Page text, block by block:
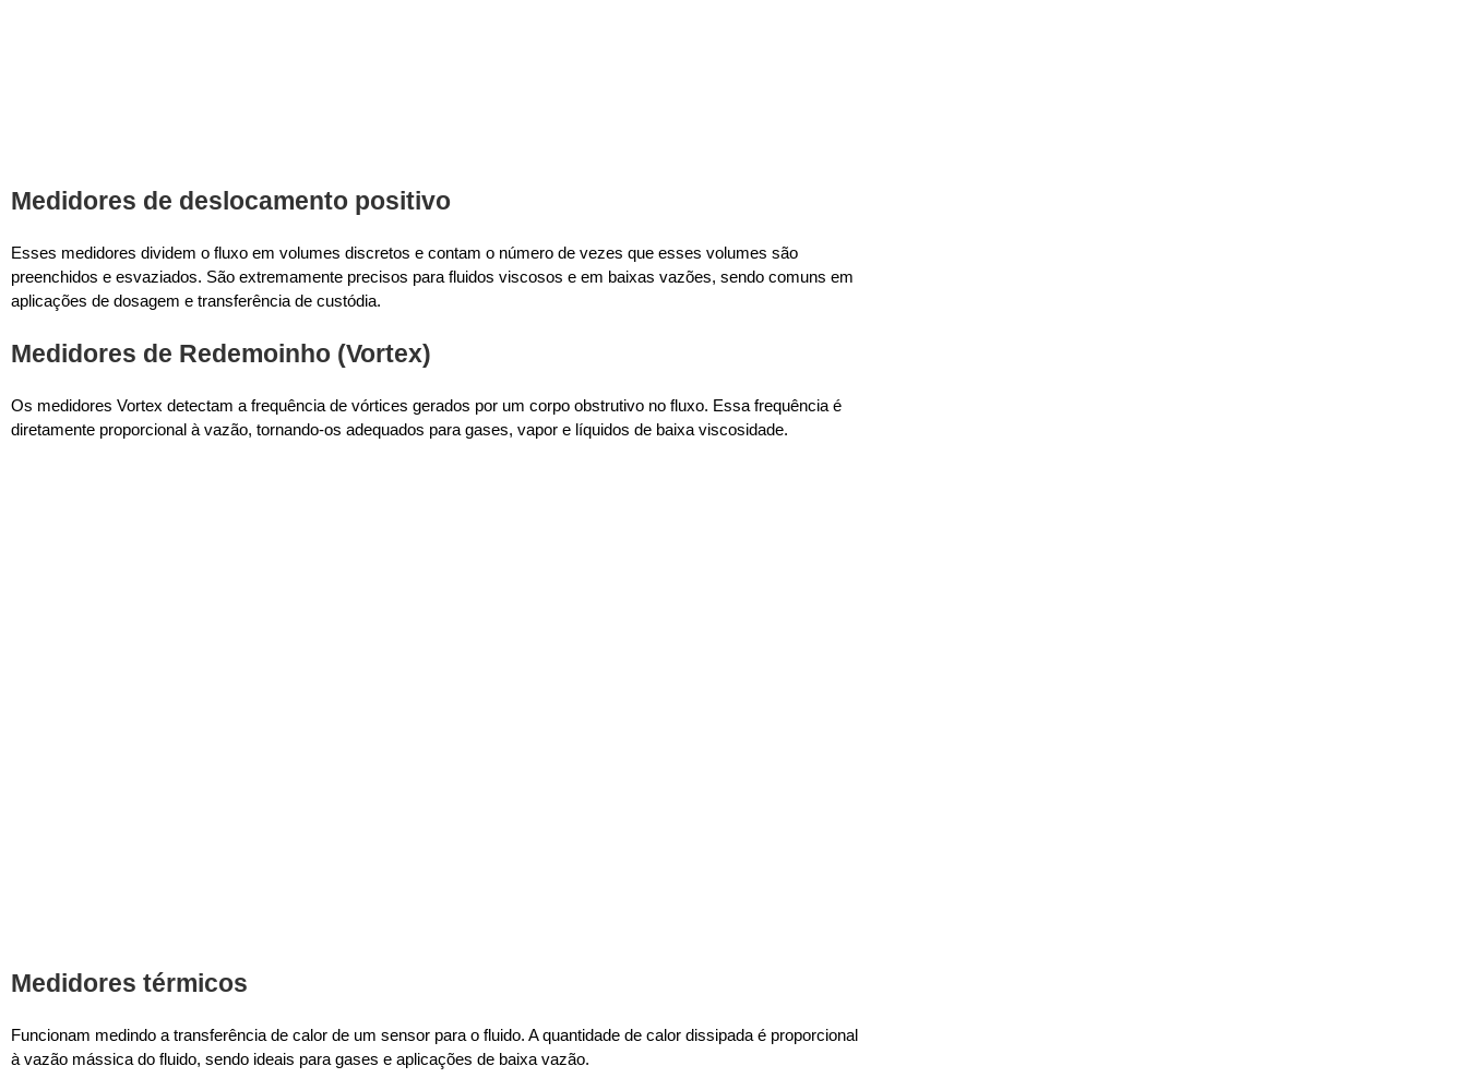
Medidores de deslocamento positivo
Esses medidores dividem o fluxo em volumes discretos e contam o número de vezes que esses volumes são
preenchidos e esvaziados. São extremamente precisos para fluidos viscosos e em baixas vazões, sendo comuns em
aplicações de dosagem e transferência de custódia.
Medidores de Redemoinho (Vortex)
Os medidores Vortex detectam a frequência de vórtices gerados por um corpo obstrutivo no fluxo. Essa frequência é
diretamente proporcional à vazão, tornando-os adequados para gases, vapor e líquidos de baixa viscosidade.
Medidores térmicos
Funcionam medindo a transferência de calor de um sensor para o fluido. A quantidade de calor dissipada é proporcional
à vazão mássica do fluido, sendo ideais para gases e aplicações de baixa vazão.